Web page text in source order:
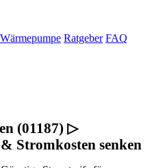
Wärmepumpe Ratgeber FAQ
(01187) ▷
Stromkosten senken